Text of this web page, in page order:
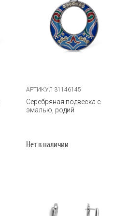
АРТИКУЛ 31146145
Серебряная подвеска с
эмалью, родий
Нет в наличии